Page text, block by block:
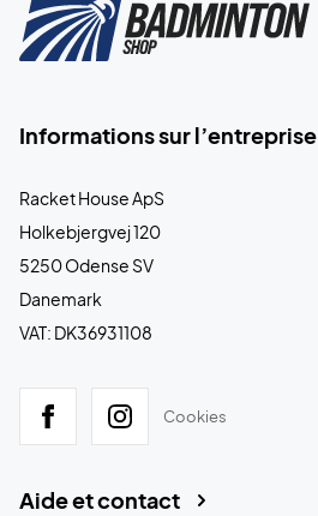
Informations sur l’entreprise
Racket House ApS
Holkebjergvej 120
5250 Odense SV
Danemark
VAT: DK36931108
Cookies
Aide et contact